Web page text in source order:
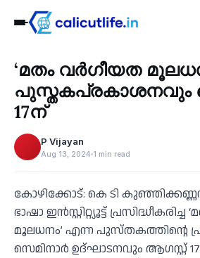
‹
Culture
‘മതം വർഗീയത
പുസ്തകപ്രകാശനവും
17ന്
P Vijayan
Aug 13, 2024 1 min read
കോഴിക്കോട്: കെ ടി
ഭാഷാ ഇൻസ്റ്റിറ്റ്യൂട്ട്
മൂലധനം’ എന്ന പുസ്തകത്തിന്റെ
സെമിനാര്‍ ഉദ്ഘാടനവും ആഗസ്റ്റ്